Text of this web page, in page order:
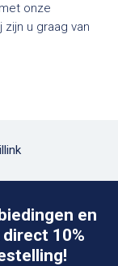
onze
zijn u graag van
en
10%